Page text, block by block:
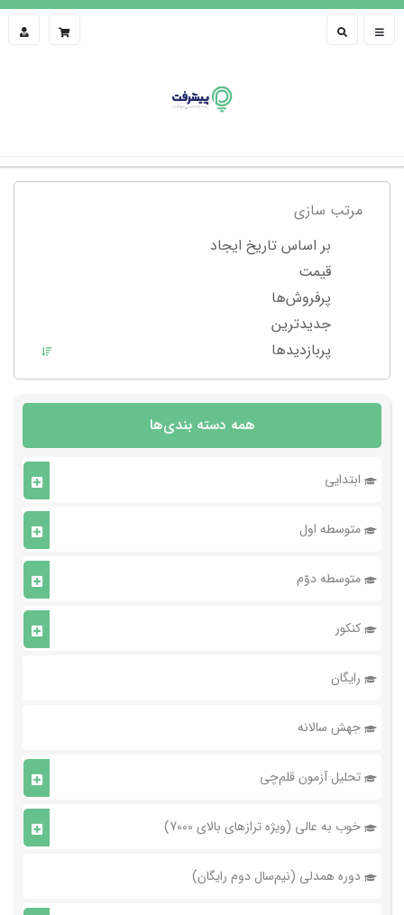
مرتب سازی
بر اساس تاریخ ایجاد
قیمت
پرفروش‌ها
جدیدترین
پربازدید‌ها
همه دسته بندی‌ها
ابتدایی
متوسطه اول
متوسطه دوّم
کنکور
رایگان
جهش سالانه
تحلیل آزمون قلم‌چی
خوب به عالی (ویژه ترازهای بالای 7000)
دوره همدلی (نیم‌سال دوم رایگان)